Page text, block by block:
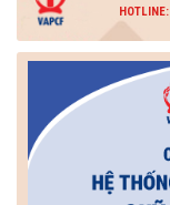
HOTLINE: